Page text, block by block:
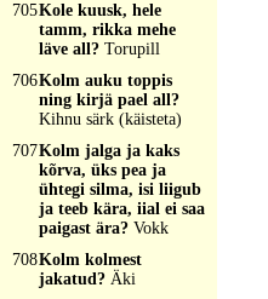
705Kole kuusk, hele
tamm, rikka mehe
läve all? Torupill
706Kolm auku toppis
ning kirjä pael all?
Kihnu särk (käisteta)
707Kolm jalga ja kaks
kõrva, üks pea ja
ühtegi silma, isi liigub
ja teeb kära, iial ei saa
paigast ära? Vokk
708Kolm kolmest
jakatud? Äki